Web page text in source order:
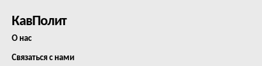
КавПолит
О нас
Связаться с нами